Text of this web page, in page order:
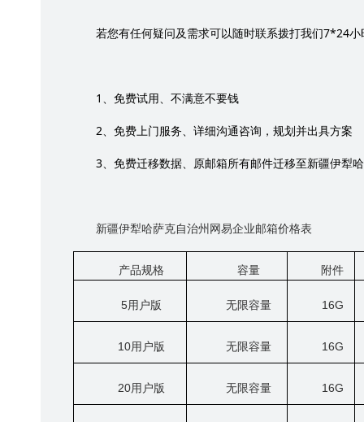
若您有任何疑问及需求可以随时联系拨打我们7*24小
1 、免费试用、不满意不要钱
2 、免费上门服务、详细沟通咨询，规划并出具方案
3 、免费迁移数据、原邮箱所有邮件迁移至新疆伊犁
新疆伊犁哈萨克自治州网易企业邮箱价格表
产品规格 容量 附件
5用户版 无限容量 16G
10用户版 无限容量 16G
20用户版 无限容量 16G